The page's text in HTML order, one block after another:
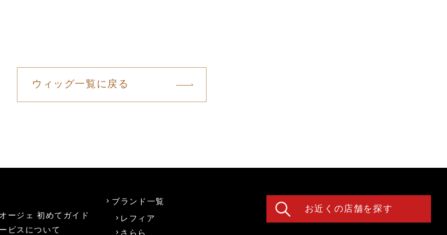
ウィッグ一覧に戻る
ージェ 初めてガイド
ビスについて
ブランド一覧
レフィア
さらら
お近くの店舗を探す